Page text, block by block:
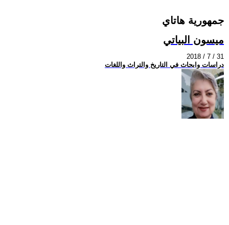
جمهورية هاتاي
ميسون البياتي
2018 / 7 / 31
دراسات وابحاث في التاريخ والتراث واللغات